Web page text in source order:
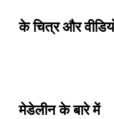
के चित्र और
मेडेलीन के बारे में